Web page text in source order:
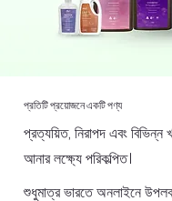
প্রতিটি প্রয়োজনে একটি পণ্য
প্রত্যয়িত, নিরাপদ এবং বিভিন্ন
আনার লক্ষ্যে পরিকল্পিত।
শুধুমাত্র ভারতে অনলাইনে